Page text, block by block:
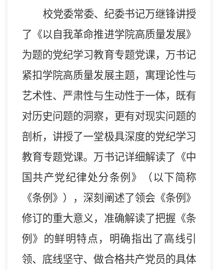
校党委常委、纪委书记万继锋讲授
了《以自我革命推进学院高质量发展》
为题的党纪学习教育专题党课，万书记
紧扣学院高质量发展主题，寓理论性与
艺术性、严肃性与生动性于一体，既有
对历史问题的洞察，更有对现实问题的
剖析，讲授了一堂极具深度的党纪学习
教育专题党课。万书记详细解读了《中
国共产党纪律处分条例》（以下简称
《条例》），深刻阐述了领会《条例》
修订的重大意义，准确解读了把握《条
例》的鲜明特点，明确指出了高线引
领、底线坚守、做合格共产党员的具体